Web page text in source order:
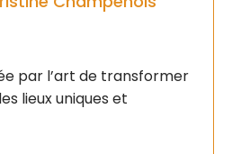
par l’art de transformer
lieux uniques et